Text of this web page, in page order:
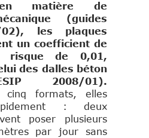
en matière de
(guides
02), les plaques
un coefficient de
risque de 0,01,
des dalles béton
2008/01).
cinq formats, elles
: deux
poser plusieurs
par jour sans